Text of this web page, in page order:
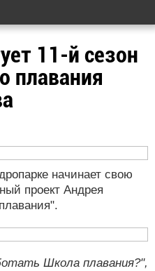
11-й сезон
плавания
начинает свою
проект Андрея
Школа плавания?",